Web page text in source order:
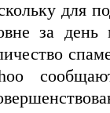
для
за день